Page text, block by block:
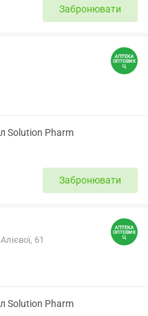
Забронювати
Solution Pharm
Забронювати
61
Solution Pharm